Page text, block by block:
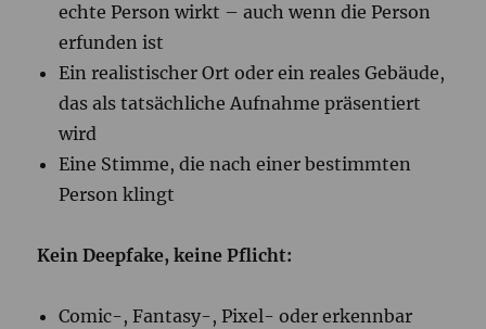
echte Person wirkt – auch wenn die Person
erfunden ist
Ein realistischer Ort oder ein reales Gebäude,
das als tatsächliche Aufnahme präsentiert
wird
Eine Stimme, die nach einer bestimmten
Person klingt
Kein Deepfake, keine Pflicht:
Comic-, Fantasy-, Pixel- oder erkennbar